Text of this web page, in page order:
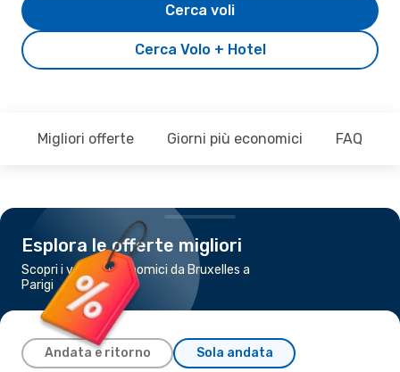
Cerca Volo + Hotel
Cerca voli
Migliori offerte Giorni più economici FAQ
Esplora le offerte migliori
Scopri i voli più economici da Bruxelles a
Parigi
Andata e ritorno Sola andata